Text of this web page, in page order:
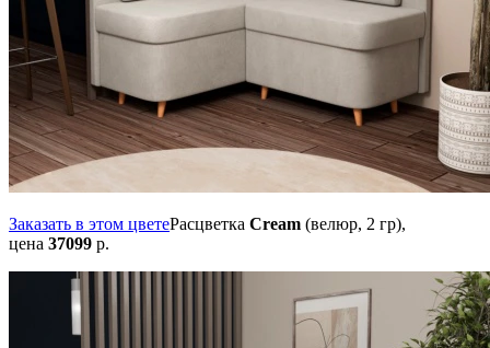
Заказать в этом цветеРасцветка Cream (велюр, 2 гр),
цена 37099 р.